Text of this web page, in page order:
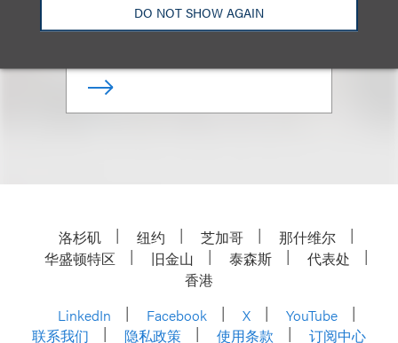
DO NOT SHOW AGAIN
+1.212.407.4911
洛杉矶 纽约 芝加哥
那什维尔
华盛顿特区
旧金山 泰森斯
代表处
香港
LinkedIn
Facebook X
YouTube
联系我们
隐私政策 使用条款 订阅中心